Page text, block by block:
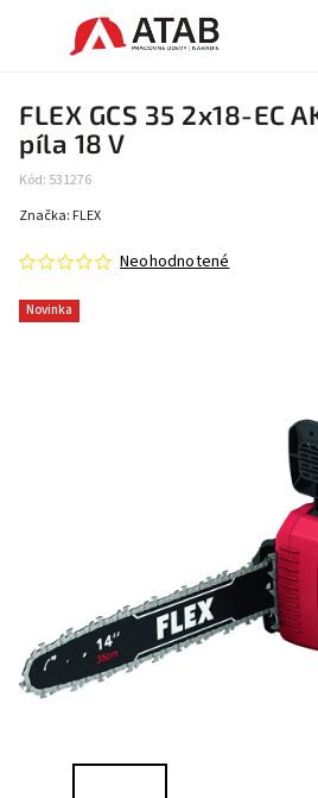
FLEX GCS 35 2x18-EC
píla 18 V
Kód: 531276
Novinka
Neohodnotené
Značka: FLEX